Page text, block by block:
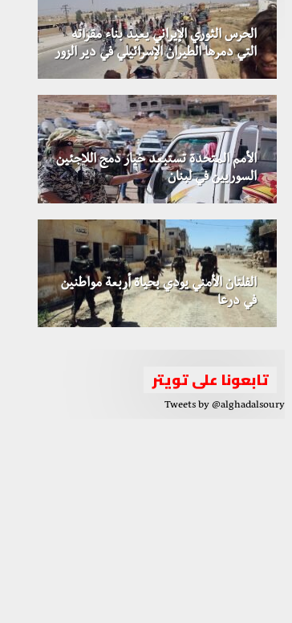
الحرس الثوري الإيراني يعيد بناء مقراته
التي دمرها الطيران الإسرائيلي في دير الزور
الأمم المتحدة تستبعد خيار دمج اللاجئين
السوريين في لبنان
الفلتان الأمني يودي بحياة أربعة مواطنين
في درعا
الأمم المتحدة تعلن تشكيل اللجنة
الدستورية السورية
تابعونا على تويتر
Tweets by @alghadalsoury